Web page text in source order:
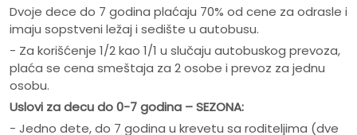
Dvoje dece do 7 godina plaćaju 70% od cene za odrasle i
imaju sopstveni ležaj i sedište u autobusu.
- Za korišćenje 1/2 kao 1/1 u slučaju autobuskog prevoza,
plaća se cena smeštaja za 2 osobe i prevoz za jednu
osobu.
Uslovi za decu do 0-7 godina – SEZONA:
- Jedno dete, do 7 godina u krevetu sa roditeljima (dve